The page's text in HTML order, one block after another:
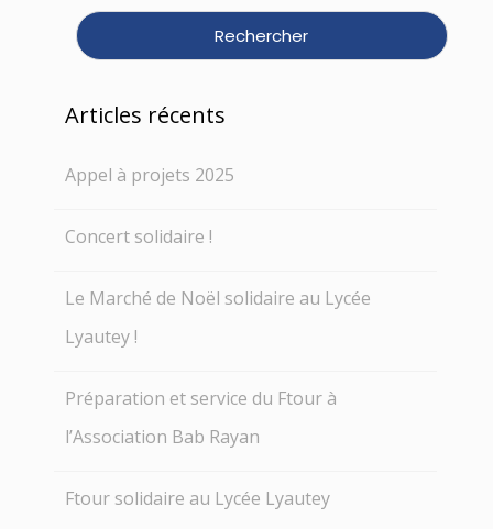
Articles récents
Appel à projets 2025
Concert solidaire !
Le Marché de Noël solidaire au Lycée
Lyautey !
Préparation et service du Ftour à
l’Association Bab Rayan
Ftour solidaire au Lycée Lyautey